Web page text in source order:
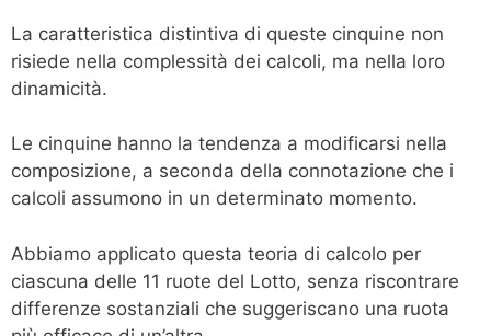
La caratteristica distintiva di queste cinquine non
risiede nella complessità dei calcoli, ma nella loro
dinamicità.
Le cinquine hanno la tendenza a modificarsi nella
composizione, a seconda della connotazione che i
calcoli assumono in un determinato momento.
Abbiamo applicato questa teoria di calcolo per
ciascuna delle 11 ruote del Lotto, senza riscontrare
differenze sostanziali che suggeriscano una ruota